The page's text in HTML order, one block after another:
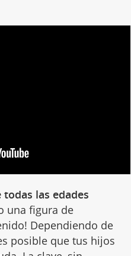
las edades
una figura de
Dependiendo de
posible que tus hijos